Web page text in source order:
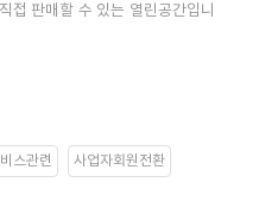
접 판매할 수 있는 열린공간입니
스관련 사업자회원전환